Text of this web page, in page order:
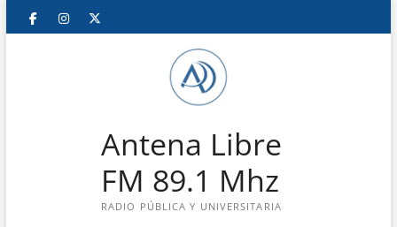
Saltar
FacebookInstagram
Antena Libre
FM 89.1 Mhz
RADIO PÚBLICA Y UNIVERSITARIA